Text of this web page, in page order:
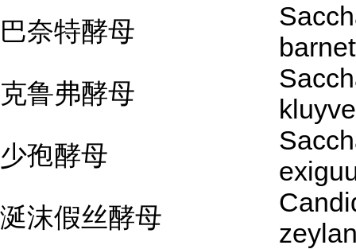
巴奈特酵母
克鲁弗酵母
少孢酵母
涎沫假丝酵母